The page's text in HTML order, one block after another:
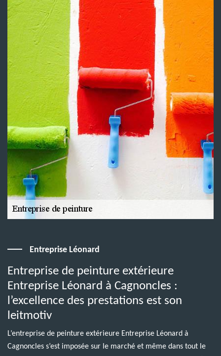
Entreprise Léonard
Entreprise de peinture extérieure
Entreprise Léonard à Cagnoncles :
l’excellence des prestations est son
leitmotiv
L’entreprise de peinture extérieure Entreprise Léonard à
Cagnoncles s’est imposée sur le marché et même dans tout le